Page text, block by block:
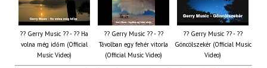
?? Gerry Music ?? - ?? Ha
volna még időm (Official
Music Video)
?? Gerry Music ?? - ??
Távolban egy fehér vitorla
(Official Music Video)
?? Gerry Music ?? - ??
Göncölszekér (Official Music
Video)